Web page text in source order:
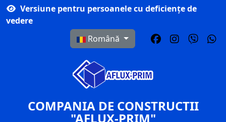
Versiune pentru persoanele cu deficiențe de
vedere
Selectați limba dvs
Română
COMPANIA DE CONSTRUCTII
"AFLUX-PRIM"